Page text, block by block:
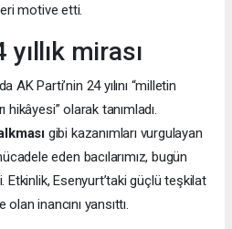
motive etti.
mirası
AK Parti’nin 24 yılını “milletin
hikâyesi” olarak tanımladı.
gibi kazanımları vurgulayan
eden bacılarımız, bugün
Etkinlik, Esenyurt’taki güçlü teşkilat
inancını yansıttı.